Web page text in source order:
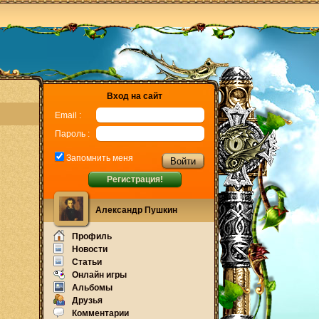
Вход на сайт
Email :
Пароль :
Запомнить меня
Регистрация!
Александр Пушкин
Профиль
Новости
Статьи
Онлайн игры
Альбомы
Друзья
Комментарии